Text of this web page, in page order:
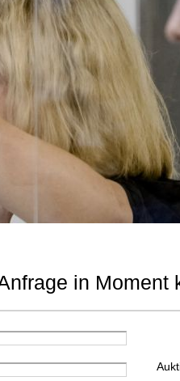
in Moment